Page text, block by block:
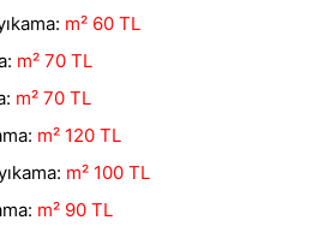
m² 60 TL
m² 70 TL
m² 70 TL
m² 120 TL
m² 100 TL
m² 90 TL